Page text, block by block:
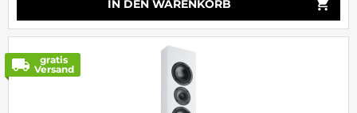
IN DEN WARENKORB shopping_cart
local_shipping
gratis
Versand